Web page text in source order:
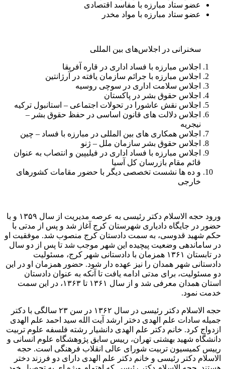
عضو ستاد مبارزه با مفاسد اقتصادی
عضو ستاد مبارزه با مواد مخدر
سخنرانی در اجلاس‌های بین المللی
اجلاس مبارزه با فساد اداری در قاره آفریقا
اجلاس مبارزه با جرائم سازمان یافته در آرژانتین
اجلاس سلامت اداری در سوچی روسیه
اجلاس حقوق بشر در پاکستان
اجلاس نقش عاشورا در تحولات اجتماعی – استانبول ترکیه
اجلاس دلالت های قانون اساسی در حفظ حقوق بشر –
نیجریه
اجلاس همکاری های بین المللی در مبارزه با فساد – چین
اجلاس حقوق بشر سازمان ملل – ژنو
اجلاس مبارزه با فساد اداری در فیلیپین و انتصاب به عنوان
قائم مقام بازرسان کل آسیا
و ده ها نشست تخصصی دیگر با حضور مقامات کشورهای
خارجی
ورود حجه الاسلام دکتر رئیسی به عرصه مدیریت از سال ۱۳۵۹ و با
حضور در جایگاه دادیاری شهرستان کرج آغاز شد و پس از مدتی با
حکم شهید قدوسی، به سمت دادستان کرج منصوب شد. موفقیت او
در ساماندهی وضعیت پیچیده این شهر موجب شد تا پس از دو سال
در تابستان ۱۳۶۱ همزمان با دادستانی شهر کرج، مسئولیت
دادستانی شهر همدان را نیز عهده دار شود. حضور همزمان او در این
دو مسئولیت، برای مدتی ادامه یافت تا آنکه به عنوان دادستان
استان همدان معرفی شد و از سال ۱۳۶۱ تا ۱۳۶۳، در این سمت
خدمت نمود.
حجه الاسلام دکتر رئیسی در سال ۱۳۶۲ در سن ۲۳ سالگی با دکتر
جمیله سادات علم الهدی دختر ارشد آیت الله سید احمد علم الهدی
ازدواج کرد. خانم دکتر علم الهدی دانشیار رشته فلسفه علوم تربیت
دانشگاه شهید بهشتی تهران، رییس سابق پژوهشگاه علوم انسانی و
رییس کمیسیون تربیت شورای عالی انقلاب فرهنگی است. حجه
الاسلام دکتر رئیسی و خانم دکتر علم الهدی دارای دو فرزند دختر